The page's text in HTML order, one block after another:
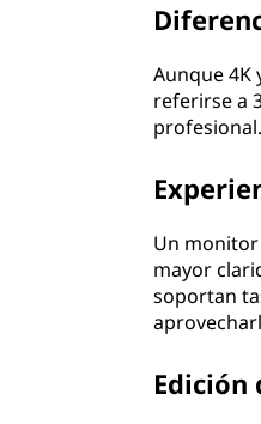
Aunque 4K
referirse a
profesional.
Un
mayor
soportan